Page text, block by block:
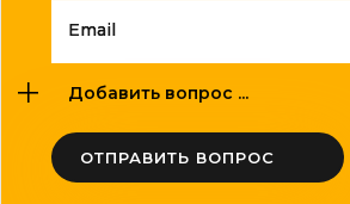
Email
Добавить вопрос ...
ОТПРАВИТЬ ВОПРОС